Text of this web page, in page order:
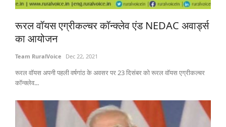
रूरल वॉयस एग्रीकल्चर कॉन्क्लेव एंड NEDAC अवार्ड्स
का आयोजन
Team RuralVoice Dec 22, 2021
रूरल वॉयस अपनी पहली वर्षगांठ के अवसर पर 23 दिसंबर को रूरल वॉयस एग्रीकल्चर
कॉन्क्लेव...